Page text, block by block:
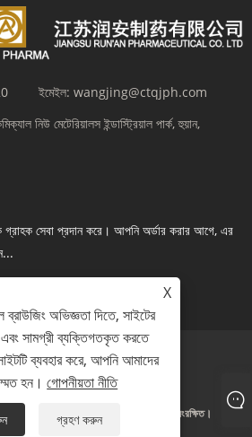
ইমেইল: wangjing@ctqjph.com
নিউ মেটেরিয়ালস ইন্ডাস্ট্রিয়াল পার্ক, হুয়ান,
গ্রাহক সেবা প্রদান করে। আপনি অর্ডার করার আগে, এর
Sitemap গোপনীয়তা নীতি
ফার্মাসিউটিক্যাল কোম্পানি লিমিটেড। সর্বস্বত্ব সংরক্ষিত।
X
অভিজ্ঞতা দিতে, সাইটের
এবং সামগ্রী ব্যক্তিগতকৃত করতে
ব্যবহার করে, আপনি আমাদের
হন।গোপনীয়তা নীতি
গ্রহণ করুন